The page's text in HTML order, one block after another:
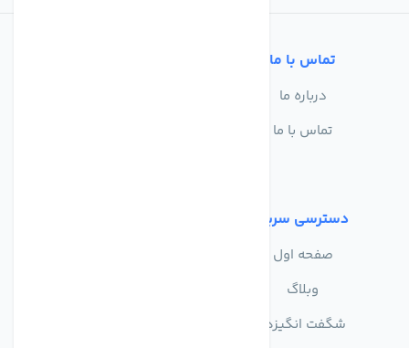
تماس با ما
درباره ما
تماس با ما
دسترسی سریع
صفحه اول
وبلاگ
شگفت انگیزها